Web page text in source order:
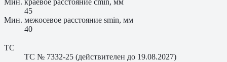
Мин. краевое расстояние cmin, мм
45
Мин. межосевое расстояние smin, мм
40
ТС
ТС № 7332-25 (действителен до 19.08.2027)